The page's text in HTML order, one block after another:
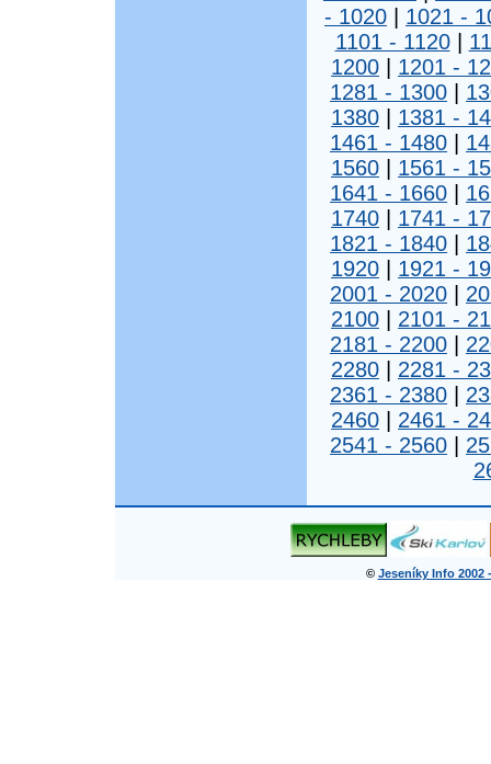
- 1020
1021 -
1101 - 1120|
1200
1201 -
1281 - 1300
1380
1381 -
1461 - 1480
1560
1561 -
1641 - 1660
1740
1741 -
1821 - 1840
1920
1921 -
2001 - 2020
2100
2101 -
2181 - 2200
2280
2281 -
2361 - 2380
2460
2461 -
2541 - 2560
© Jeseníky Info 2002